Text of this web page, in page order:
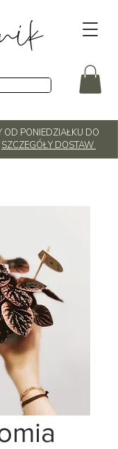
OD PONIEDZIAŁKU DO
SZCZEGÓŁY DOSTAW